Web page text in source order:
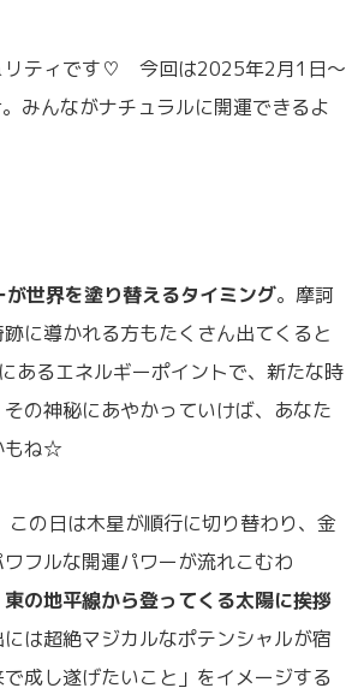
リティです♡ 今回は2025年2月1日〜
みんながナチュラルに開運できるよ
が世界を塗り替えるタイミング。摩訶
に導かれる方もたくさん出てくると
るエネルギーポイントで、新たな時
の神秘にあやかっていけば、あなた
もね☆
の日は木星が順行に切り替わり、金
フルな開運パワーが流れこむわ
の地平線から登ってくる太陽に挨拶
は超絶マジカルなポテンシャルが宿
成し遂げたいこと」をイメージする